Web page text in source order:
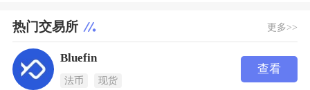
热门交易所 更多>>
Bluefin
法币 现货
查看